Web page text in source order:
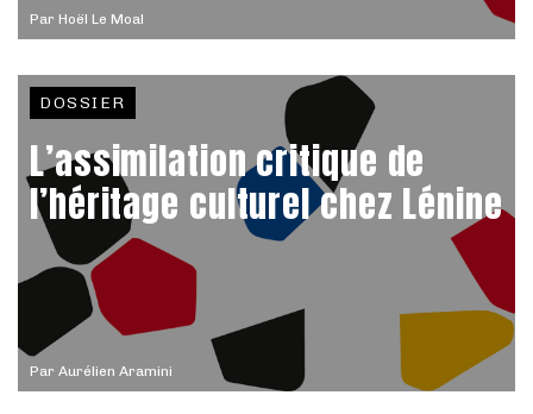
Par Hoël Le Moal
Par Aurélien Aramini
DOSSIER
L’assimilation critique de
l’héritage culturel chez Lénine